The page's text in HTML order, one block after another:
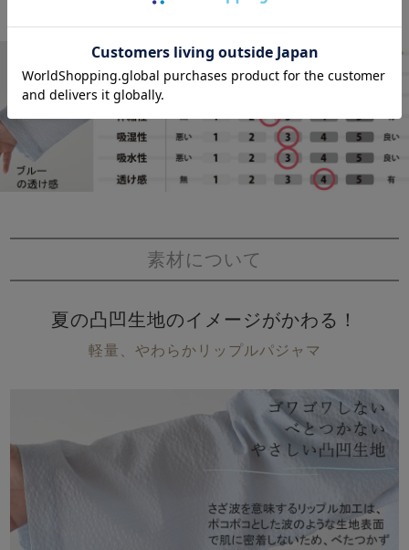
素材について
夏の凸凹生地のイメージがかわる！
軽量、やわらかリップルパジャマ